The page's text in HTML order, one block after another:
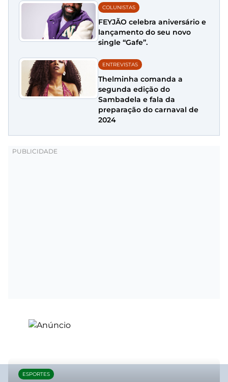
COLUNISTAS
FEYJÃO celebra aniversário e
lançamento do seu novo
single “Gafe”.
ENTREVISTAS
Thelminha comanda a
segunda edição do
Sambadela e fala da
preparação do carnaval de
2024
ESPORTES